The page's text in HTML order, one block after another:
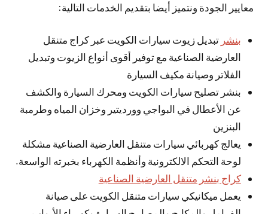
معايير الجودة ونتميز أيضا بتقديم الخدمات التالية:
بنشر تبديل زيوت سيارات الكويت عبر كراج متنقل
العارضية الصناعية مع توفير أقوى أنواع الزيوت وتبديل
الفلاتر وصيانة مكيف السيارة
بنشر تصليح سيارات الكويت ومحرك السيارة والكشف
عن الأعطال في البواجي وورديتير وخزان المياه وطرمبة
البنزين
يعالج كهربائي سيارات متنقل العارضية الصناعية مشكلة
لوحة التحكم الالكترونية وأنظمة الكهرباء بخبرته الواسعة.
كراج بنشر متنقل العارضية الصناعية
يعمل ميكانيكي سيارات متنقل الكويت على صيانة